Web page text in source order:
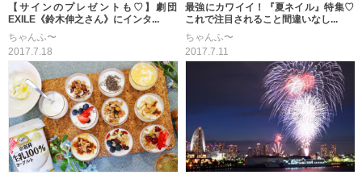
【サインのプレゼントも♡】劇団
EXILE《鈴木伸之さん》にインタ...
ちゃんふ〜
2017.7.18
最強にカワイイ！『夏ネイル』特集♡
これで注目されること間違いなし...
ちゃんふ〜
2017.7.11